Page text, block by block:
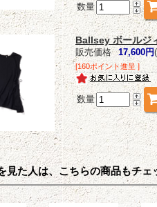
数量
Ballsey ボールジ
販売価格 17,600円
[160ポイント進呈 ]
数量
見た人は、こちらの商品もチェ